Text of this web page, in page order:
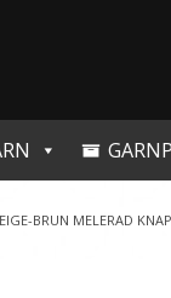
BRUN MELERAD